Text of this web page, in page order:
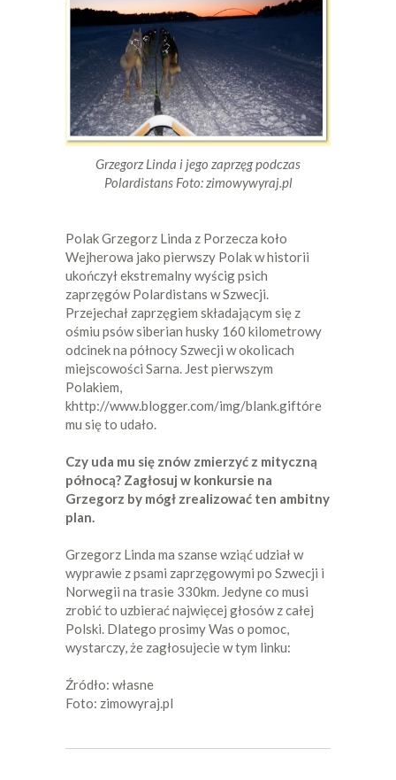
Grzegorz Linda i jego zaprzęg podczas
Polardistans Foto: zimowywyraj.pl
Polak Grzegorz Linda z Porzecza koło
Wejherowa jako pierwszy Polak w historii
ukończył ekstremalny wyścig psich
zaprzęgów Polardistans w Szwecji.
Przejechał zaprzęgiem składającym się z
ośmiu psów siberian husky 160 kilometrowy
odcinek na północy Szwecji w okolicach
miejscowości Sarna. Jest pierwszym
Polakiem,
khttp://www.blogger.com/img/blank.giftóre
mu się to udało.
Czy uda mu się znów zmierzyć z mityczną
północą? Zagłosuj w konkursie na
Grzegorz by mógł zrealizować ten ambitny
plan.
Grzegorz Linda ma szanse wziąć udział w
wyprawie z psami zaprzęgowymi po Szwecji i
Norwegii na trasie 330km. Jedyne co musi
zrobić to uzbierać najwięcej głosów z całej
Polski. Dlatego prosimy Was o pomoc,
wystarczy, że zagłosujecie w tym linku:
Źródło: własne
Foto: zimowyraj.pl